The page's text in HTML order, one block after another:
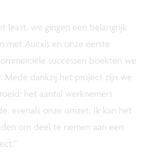
least, we gingen een belangrijk
met Aucxis en onze eerste
successen boekten we
Mede dankzij het project zijn we
het aantal werknemers
evenals onze omzet. Ik kan het
om deel te nemen aan een